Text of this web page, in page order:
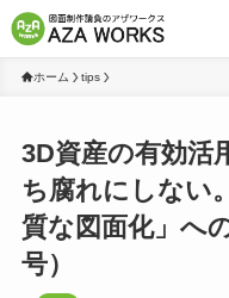
ホーム tips
3D資産の有効活
ち腐れにしない
質な図面化」へ
号）